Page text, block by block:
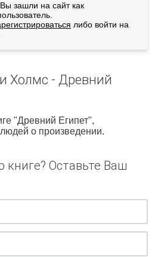
зашли на сайт как
либо войти на
Холмс - Древний
"Древний Египет",
о произведении.
книге? Оставьте Ваш